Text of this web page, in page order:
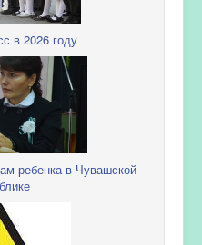
в 2026 году
ребенка в Чувашской